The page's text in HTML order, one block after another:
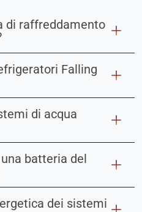
di raffreddamento
Falling
di acqua
batteria del
dei sistemi